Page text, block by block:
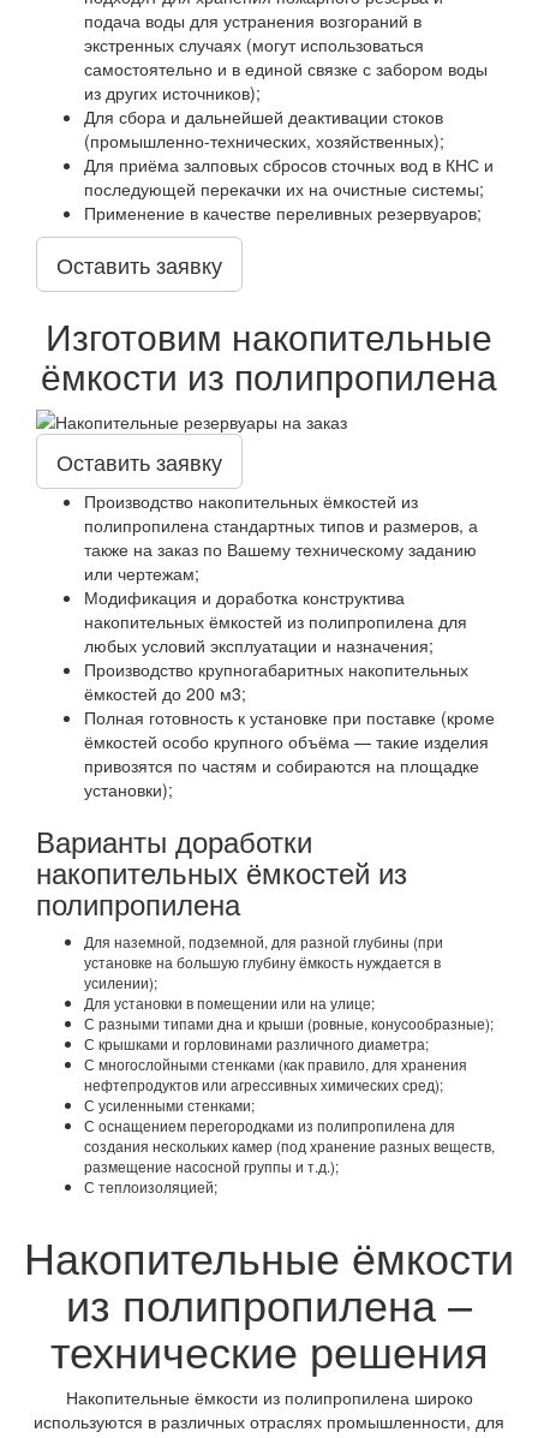
подача воды для устранения возгораний в
экстренных случаях (могут использоваться
самостоятельно и в единой связке с забором воды
из других источников);
Для сбора и дальнейшей деактивации стоков
(промышленно-технических, хозяйственных);
Для приёма залповых сбросов сточных вод в КНС и
последующей перекачки их на очистные системы;
Применение в качестве переливных резервуаров;
Оставить заявку
Изготовим накопительные
ёмкости из полипропилена
Оставить заявку
Производство накопительных ёмкостей из
полипропилена стандартных типов и размеров, а
также на заказ по Вашему техническому заданию
или чертежам;
Модификация и доработка конструктива
накопительных ёмкостей из полипропилена для
любых условий эксплуатации и назначения;
Производство крупногабаритных накопительных
ёмкостей до 200 м3;
Полная готовность к установке при поставке (кроме
ёмкостей особо крупного объёма — такие изделия
привозятся по частям и собираются на площадке
установки);
Варианты доработки
накопительных ёмкостей из
полипропилена
Для наземной, подземной, для разной глубины (при
установке на большую глубину ёмкость нуждается в
усилении);
Для установки в помещении или на улице;
С разными типами дна и крыши (ровные, конусообразные);
С крышками и горловинами различного диаметра;
С многослойными стенками (как правило, для хранения
нефтепродуктов или агрессивных химических сред);
С усиленными стенками;
С оснащением перегородками из полипропилена для
создания нескольких камер (под хранение разных веществ,
размещение насосной группы и т.д.);
С теплоизоляцией;
Накопительные ёмкости
из полипропилена –
технические решения
Накопительные ёмкости из полипропилена широко
используются в различных отраслях промышленности, для